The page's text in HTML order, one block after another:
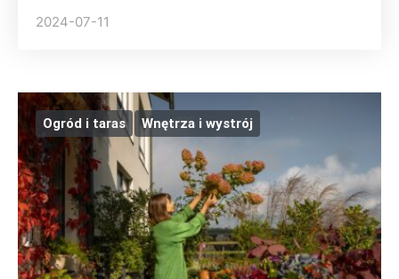
2024-07-11
Ogród i taras Wnętrza i wystrój